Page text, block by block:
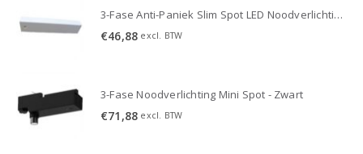
3-Fase Anti-Paniek Slim Spot LED Noodverlichting 3W - Wit
€46,88 excl. BTW
3-Fase Noodverlichting Mini Spot - Zwart
€71,88 excl. BTW